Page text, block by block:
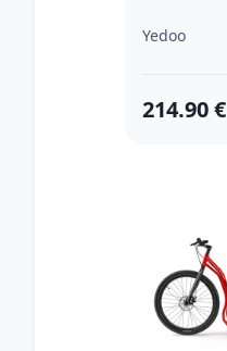
Yedoo
214.90 €